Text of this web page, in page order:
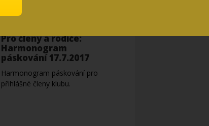
Pro členy a rodiče:
Harmonogram
páskování 17.7.2017
Harmonogram páskování pro
přihlášné členy klubu.